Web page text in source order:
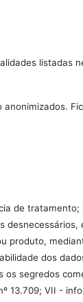
listadas
de tratamento;
desnecessários,
produto,
dos
segredos
13.709; VII -